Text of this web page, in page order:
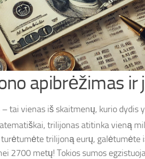
apibrėžimas ir
tai vienas iš skaitmenų, kurio dydis
trilijonas atitinka vieną
turėtumėte trilijoną eurų, galėtumėte
2700 metų! Tokios sumos